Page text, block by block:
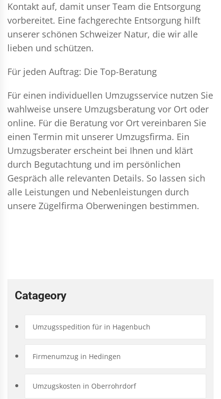
Kontakt auf, damit unser Team die Entsorgung
vorbereitet. Eine fachgerechte Entsorgung hilft
unserer schönen Schweizer Natur, die wir alle
lieben und schützen.
Für jeden Auftrag: Die Top-Beratung
Für einen individuellen Umzugsservice nutzen Sie
wahlweise unsere Umzugsberatung vor Ort oder
online. Für die Beratung vor Ort vereinbaren Sie
einen Termin mit unserer Umzugsfirma. Ein
Umzugsberater erscheint bei Ihnen und klärt
durch Begutachtung und im persönlichen
Gespräch alle relevanten Details. So lassen sich
alle Leistungen und Nebenleistungen durch
unsere Zügelfirma Oberweningen bestimmen.
Catageory
Umzugsspedition für in Hagenbuch
Firmenumzug in Hedingen
Umzugskosten in Oberrohrdorf